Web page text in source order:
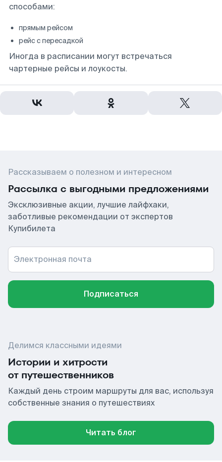
способами:
прямым рейсом
рейс с пересадкой
Иногда в расписании могут встречаться
чартерные рейсы и лоукосты.
Рассказываем о полезном и интересном
Рассылка с выгодными предложениями
Эксклюзивные акции, лучшие лайфхаки,
заботливые рекомендации от экспертов
Купибилета
Электронная почта
Подписаться
Делимся классными идеями
Истории и хитрости
от путешественников
Каждый день строим маршруты для вас, используя
собственные знания о путешествиях
Читать блог